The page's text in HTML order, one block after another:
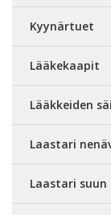
Kyynärtuet
Lääkekaapit
Lääkkeiden
Laastari
Laastari